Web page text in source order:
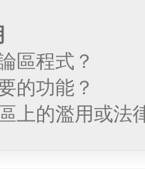
區程式？
的功能？
上的濫用或法